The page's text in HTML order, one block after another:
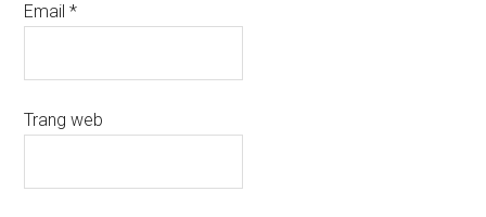
Email*
Trang web